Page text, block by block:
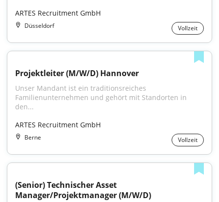
ARTES Recruitment GmbH
Düsseldorf Vollzeit
Projektleiter (M/W/D) Hannover
Unser Mandant ist ein traditionsreiches
Familienunternehmen und gehört mit Standorten in
den...
ARTES Recruitment GmbH
Berne Vollzeit
(Senior) Technischer Asset
Manager/Projektmanager (M/W/D)